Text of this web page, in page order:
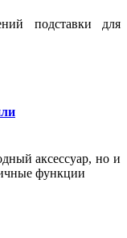
подставки для
аксессуар, но и
функции